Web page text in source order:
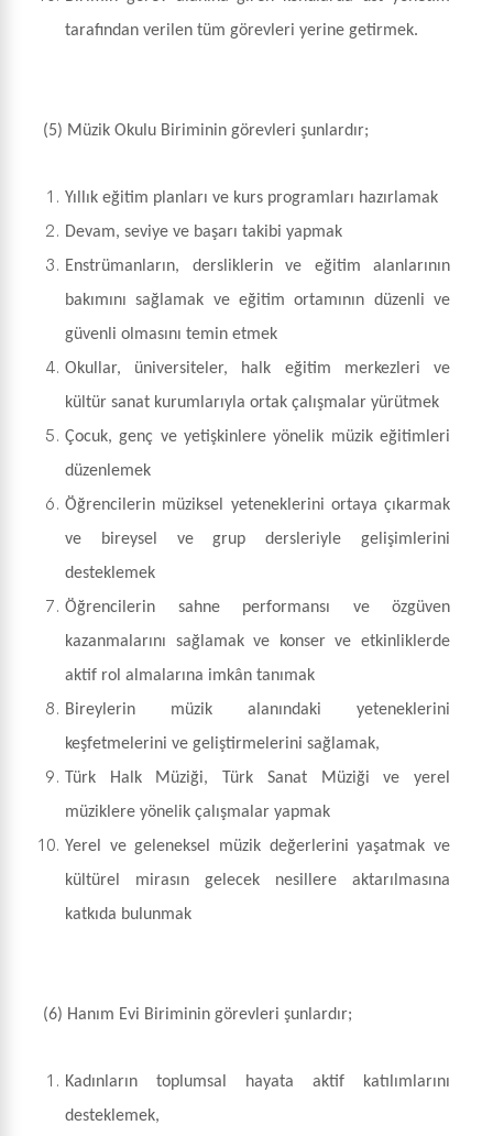
tarafından verilen tüm görevleri yerine getirmek.
(5) Müzik Okulu Biriminin görevleri şunlardır;
Yıllık eğitim planları ve kurs programları hazırlamak
Devam, seviye ve başarı takibi yapmak
Enstrümanların, dersliklerin ve eğitim alanlarının
bakımını sağlamak ve eğitim ortamının düzenli ve
güvenli olmasını temin etmek
Okullar, üniversiteler, halk eğitim merkezleri ve
kültür sanat kurumlarıyla ortak çalışmalar yürütmek
Çocuk, genç ve yetişkinlere yönelik müzik eğitimleri
düzenlemek
Öğrencilerin müziksel yeteneklerini ortaya çıkarmak
ve bireysel ve grup dersleriyle gelişimlerini
desteklemek
Öğrencilerin sahne performansı ve özgüven
kazanmalarını sağlamak ve konser ve etkinliklerde
aktif rol almalarına imkân tanımak
Bireylerin müzik alanındaki yeteneklerini
keşfetmelerini ve geliştirmelerini sağlamak,
Türk Halk Müziği, Türk Sanat Müziği ve yerel
müziklere yönelik çalışmalar yapmak
Yerel ve geleneksel müzik değerlerini yaşatmak ve
kültürel mirasın gelecek nesillere aktarılmasına
katkıda bulunmak
(6) Hanım Evi Biriminin görevleri şunlardır;
Kadınların toplumsal hayata aktif katılımlarını
desteklemek,